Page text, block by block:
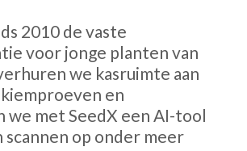
2010 de vaste
voor jonge planten van
we kasruimte aan
en
we met SeedX een AI-tool
scannen op onder meer